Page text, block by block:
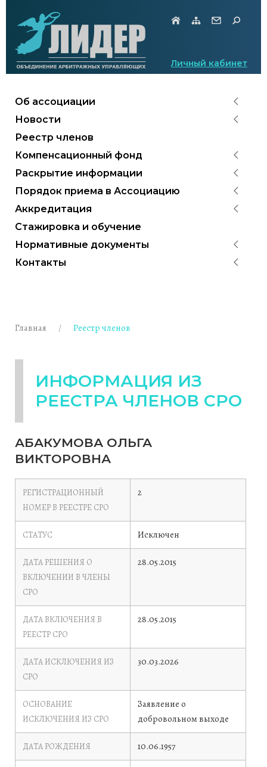
Личный кабинет
Об ассоциации
Новости
Реестр членов
Компенсационный фонд
Раскрытие информации
Порядок приема в Ассоциацию
Аккредитация
Стажировка и обучение
Нормативные документы
Контакты
Главная Реестр членов
ИНФОРМАЦИЯ ИЗ
РЕЕСТРА ЧЛЕНОВ СРО
АБАКУМОВА ОЛЬГА
ВИКТОРОВНА
РЕГИСТРАЦИОННЫЙ
НОМЕР В РЕЕСТРЕ СРО
2
СТАТУС Исключен
ДАТА РЕШЕНИЯ О
ВКЛЮЧЕНИИ В ЧЛЕНЫ
СРО
28.05.2015
ДАТА ВКЛЮЧЕНИЯ В
РЕЕСТР СРО
28.05.2015
ДАТА ИСКЛЮЧЕНИЯ ИЗ
СРО
30.03.2026
ОСНОВАНИЕ
ИСКЛЮЧЕНИЯ ИЗ СРО
Заявление о
добровольном выходе
ДАТА РОЖДЕНИЯ 10.06.1957